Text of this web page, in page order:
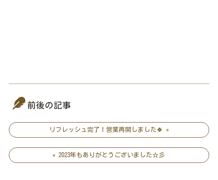
前後の記事
リフレッシュ完了！営業再開しました🍀 »
« 2023年もありがとうございました☆彡